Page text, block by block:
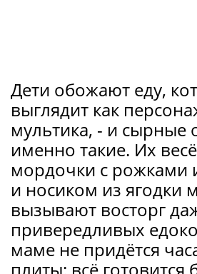
Дети обожают еду,
выглядит как
мультика, - и сырные
именно такие. Их
мордочки с рожками
и носиком из ягодки
вызывают восторг
привередливых
маме не придётся